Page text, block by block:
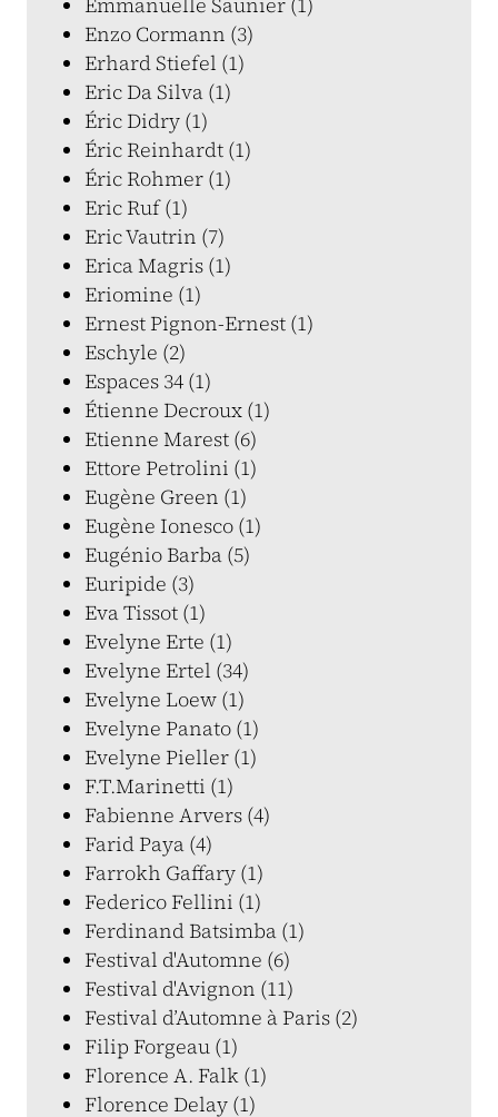
Enzo Cormann (3)
Erhard Stiefel (1)
Eric Da Silva (1)
Éric Didry (1)
Éric Reinhardt (1)
Éric Rohmer (1)
Eric Ruf (1)
Eric Vautrin (7)
Erica Magris (1)
Eriomine (1)
Ernest Pignon-Ernest (1)
Eschyle (2)
Espaces 34 (1)
Étienne Decroux (1)
Etienne Marest (6)
Ettore Petrolini (1)
Eugène Green (1)
Eugène Ionesco (1)
Eugénio Barba (5)
Euripide (3)
Eva Tissot (1)
Evelyne Erte (1)
Evelyne Ertel (34)
Evelyne Loew (1)
Evelyne Panato (1)
Evelyne Pieller (1)
F.T.Marinetti (1)
Fabienne Arvers (4)
Farid Paya (4)
Farrokh Gaffary (1)
Federico Fellini (1)
Ferdinand Batsimba (1)
Festival d'Automne (6)
Festival d'Avignon (11)
Festival d’Automne à Paris (2)
Filip Forgeau (1)
Florence A. Falk (1)
Florence Delay (1)